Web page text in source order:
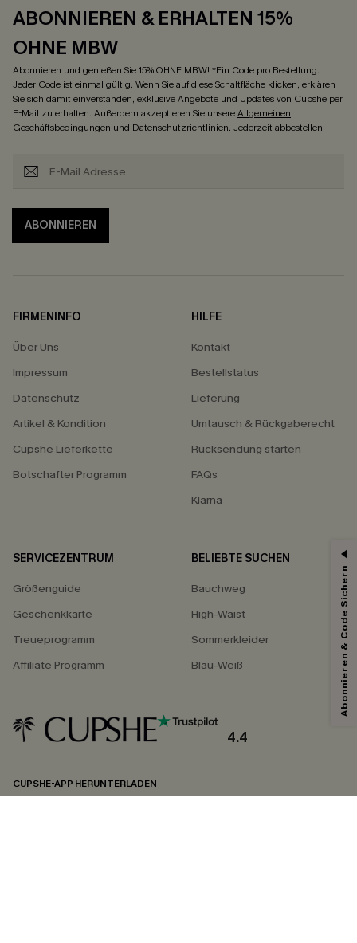
ABONNIEREN & ERHALTEN 15%
OHNE MBW
Abonnieren und genießen Sie 15% OHNE MBW! *Ein Code pro Bestellung.
Jeder Code ist einmal gültig. Wenn Sie auf diese Schaltfläche klicken, erklären
Sie sich damit einverstanden, exklusive Angebote und Updates von Cupshe per
E-Mail zu erhalten. Außerdem akzeptieren Sie unsereAllgemeinen
Geschäftsbedingungen und Datenschutzrichtlinien. Jederzeit abbestellen.
ABONNIEREN
FIRMENINFO
Über Uns
Impressum
Datenschutz
Artikel & Kondition
Cupshe Lieferkette
Botschafter Programm
HILFE
Kontakt
Bestellstatus
Lieferung
Umtausch & Rückgaberecht
Rücksendung starten
FAQs
Klarna
SERVICEZENTRUM
Größenguide
Geschenkkarte
Treueprogramm
Affiliate Programm
BELIEBTE SUCHEN
Bauchweg
High-Waist
Sommerkleider
Blau-Weiß
4.4
CUPSHE-APP HERUNTERLADEN
Abonnieren & Code Sichern